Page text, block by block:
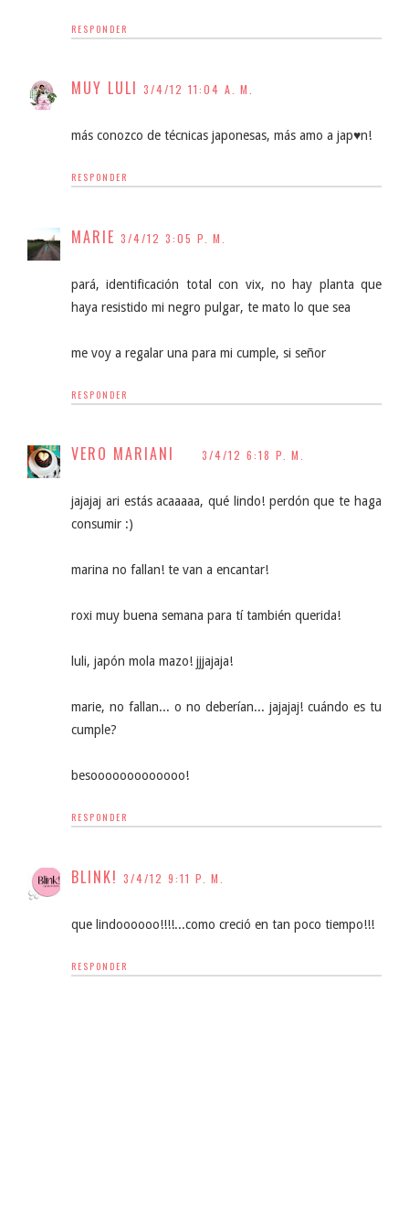
RESPONDER
MUY LULI 3/4/12 11:04 A. M.
más conozco de técnicas japonesas, más amo a jap♥n!
RESPONDER
MARIE 3/4/12 3:05 P. M.
pará, identificación total con vix, no hay planta que
haya resistido mi negro pulgar, te mato lo que sea
me voy a regalar una para mi cumple, si señor
RESPONDER
VERO MARIANI 3/4/12 6:18 P. M.
jajajaj ari estás acaaaaa, qué lindo! perdón que te haga
consumir :)
marina no fallan! te van a encantar!
roxi muy buena semana para tí también querida!
luli, japón mola mazo! jjjajaja!
marie, no fallan... o no deberían... jajajaj! cuándo es tu
cumple?
besooooooooooooo!
RESPONDER
BLINK! 3/4/12 9:11 P. M.
que lindoooooo!!!!...como creció en tan poco tiempo!!!
RESPONDER